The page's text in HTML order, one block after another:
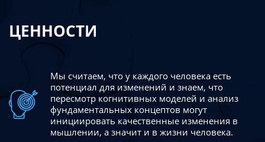
ЦЕННОСТИ
Мы считаем, что у каждого человека есть
потенциал для изменений и знаем, что
пересмотр когнитивных моделей и анализ
фундаментальных концептов могут
инициировать качественные изменения в
мышлении, а значит и в жизни человека.